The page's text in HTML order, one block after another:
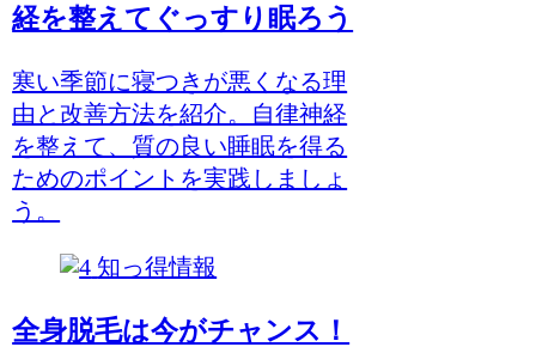
経を整えてぐっすり眠ろう
寒い季節に寝つきが悪くなる理
由と改善方法を紹介。自律神経
を整えて、質の良い睡眠を得る
ためのポイントを実践しましょ
う。
知っ得情報
全身脱毛は今がチャンス！